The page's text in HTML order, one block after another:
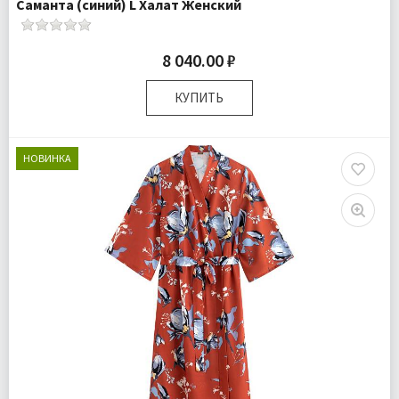
Саманта (синий) L Халат Женский
8 040.00 ₽
КУПИТЬ
Плотность:
105 гр.м
Халат 1 шт
Бесплатно
НОВИНКА